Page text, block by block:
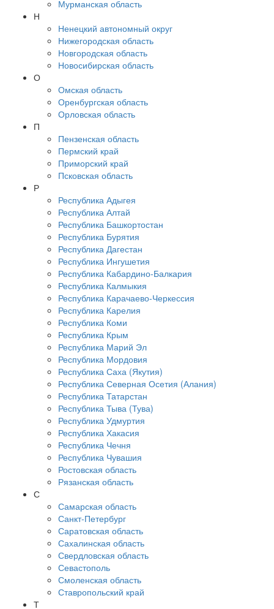
Мурманская область
Н
Ненецкий автономный округ
Нижегородская область
Новгородская область
Новосибирская область
О
Омская область
Оренбургская область
Орловская область
П
Пензенская область
Пермский край
Приморский край
Псковская область
Р
Республика Адыгея
Республика Алтай
Республика Башкортостан
Республика Бурятия
Республика Дагестан
Республика Ингушетия
Республика Кабардино-Балкария
Республика Калмыкия
Республика Карачаево-Черкессия
Республика Карелия
Республика Коми
Республика Крым
Республика Марий Эл
Республика Мордовия
Республика Саха (Якутия)
Республика Северная Осетия (Алания)
Республика Татарстан
Республика Тыва (Тува)
Республика Удмуртия
Республика Хакасия
Республика Чечня
Республика Чувашия
Ростовская область
Рязанская область
С
Самарская область
Санкт-Петербург
Саратовская область
Сахалинская область
Свердловская область
Севастополь
Смоленская область
Ставропольский край
Т